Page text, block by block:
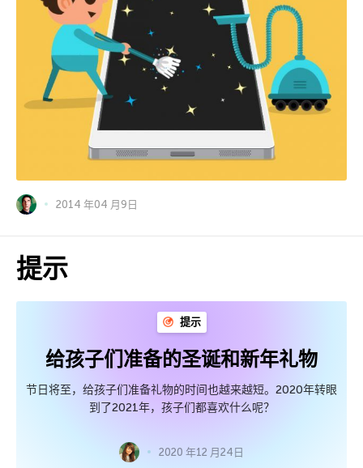
2014 年04 月9日
提示
提示
给孩子们准备的圣诞和新年礼物
节日将至，给孩子们准备礼物的时间也越来越短。2020年转眼
到了2021年，孩子们都喜欢什么呢？
2020 年12 月24日